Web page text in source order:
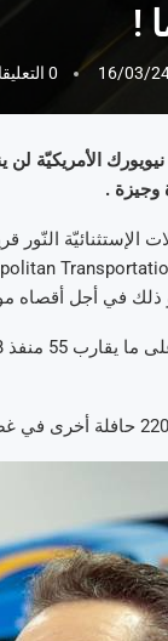
!
16/03/ 0 التعليقات
الأمريكيّة لن
وجيزة .